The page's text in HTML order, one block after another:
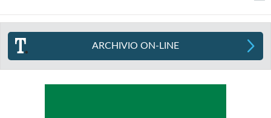
ARCHIVIO ON-LINE